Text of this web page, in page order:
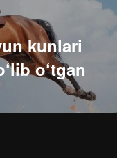
kunlari
o‘tgan